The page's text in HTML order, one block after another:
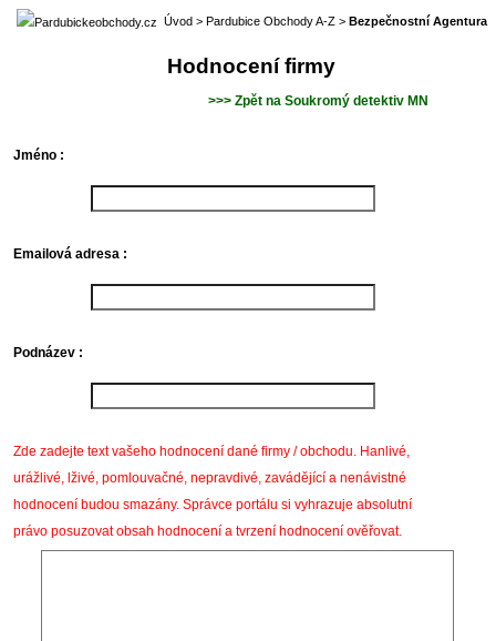
Úvod >Pardubice Obchody A-Z >Bezpečnostní Agentura
Hodnocení firmy
>>> Zpět na Soukromý detektiv MN
Jméno :
Emailová adresa :
Podnázev :
Zde zadejte text vašeho hodnocení dané firmy / obchodu. Hanlivé,
urážlivé, lživé, pomlouvačné, nepravdivé, zavádějící a nenávistné
hodnocení budou smazány. Správce portálu si vyhrazuje absolutní
právo posuzovat obsah hodnocení a tvrzení hodnocení ověřovat.